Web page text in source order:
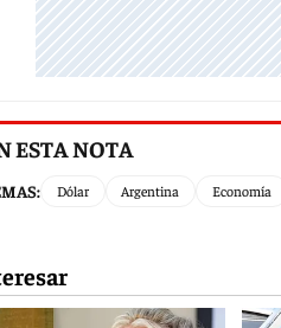
ESTA NOTA
Dólar Argentina Economía